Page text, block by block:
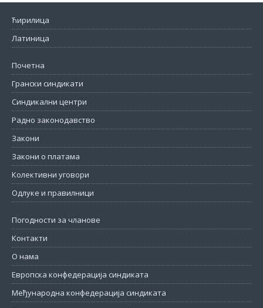
Ћирилица
Латиница
Почетна
Грански синдикати
Синдикални центри
Радно законодавство
Закони
Закони о платама
Колективни уговори
Одлуке и правилници
Погодности за чланове
Контакти
О нама
Европска конфедерација синдиката
Међународна конфедерација синдиката